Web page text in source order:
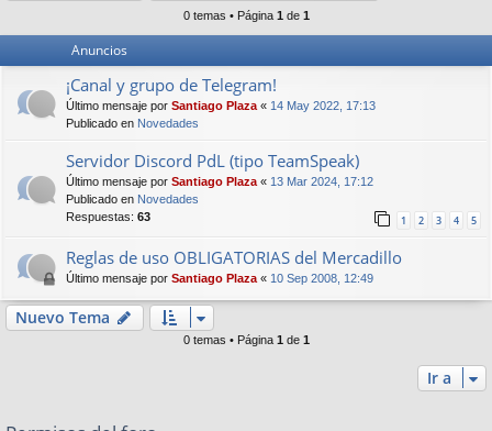
0 temas • Página 1 de 1
Anuncios
¡Canal y grupo de Telegram!
Último mensaje por Santiago Plaza « 14 May 2022, 17:13
Publicado en Novedades
Servidor Discord PdL (tipo TeamSpeak)
Último mensaje por Santiago Plaza « 13 Mar 2024, 17:12
Publicado en Novedades
Respuestas: 63 1 2 3 4 5
Reglas de uso OBLIGATORIAS del Mercadillo
Último mensaje por Santiago Plaza « 10 Sep 2008, 12:49
Nuevo Tema
0 temas • Página 1 de 1
Ir a